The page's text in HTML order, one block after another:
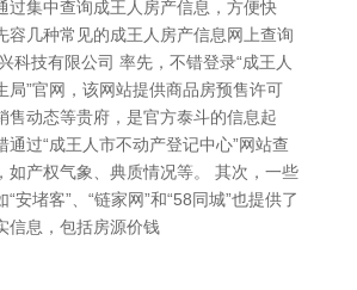
过集中查询成王人房产信息，方便快
容几种常见的成王人房产信息网上查询
科技有限公司 率先，不错登录“成王人
局”官网，该网站提供商品房预售许可
售动态等贵府，是官方泰斗的信息起
通过“成王人市不动产登记中心”网站查
如产权气象、典质情况等。 其次，一些
安堵客”、“链家网”和“58同城”也提供了
信息，包括房源价钱